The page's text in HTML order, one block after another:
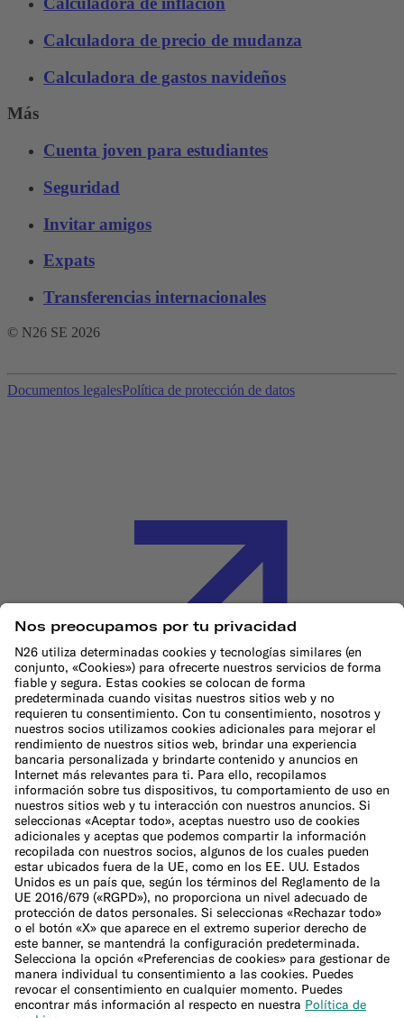
Calculadora de precio de mudanza
Calculadora de gastos navideños
Más
Cuenta joven para estudiantes
Seguridad
Invitar amigos
Expats
Transferencias internacionales
© N26 SE 2026
Documentos legalesPolítica de protección de datos
Política de cookies